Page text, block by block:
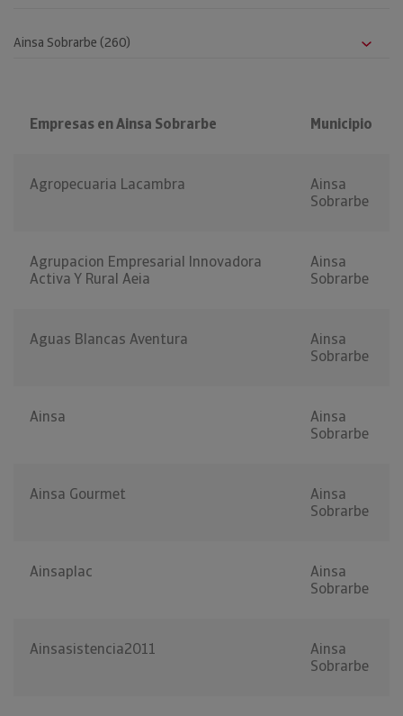
Empresas en Ainsa Sobrarbe Municipio
Agropecuaria Lacambra
Ainsa
Sobrarbe
Agrupacion Empresarial Innovadora
Activa Y Rural Aeia
Ainsa
Sobrarbe
Aguas Blancas Aventura
Ainsa
Sobrarbe
Ainsa
Ainsa
Sobrarbe
Ainsa Gourmet
Ainsa
Sobrarbe
Ainsaplac
Ainsa
Sobrarbe
Ainsasistencia2011
Ainsa
Sobrarbe